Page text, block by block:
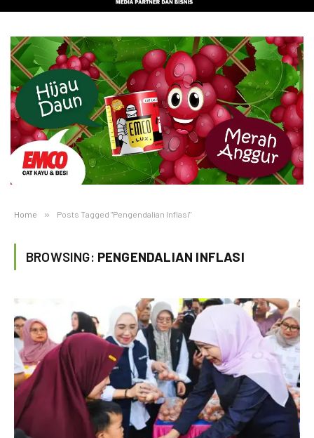
Home » Posts Tagged "Pengendalian Inflasi"
BROWSING: PENGENDALIAN INFLASI